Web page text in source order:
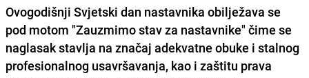
Ovogodišnji Svjetski dan nastavnika obilježava se
pod motom "Zauzmimo stav za nastavnike" čime se
naglasak stavlja na značaj adekvatne obuke i stalnog
profesionalnog usavršavanja, kao i zaštitu prava